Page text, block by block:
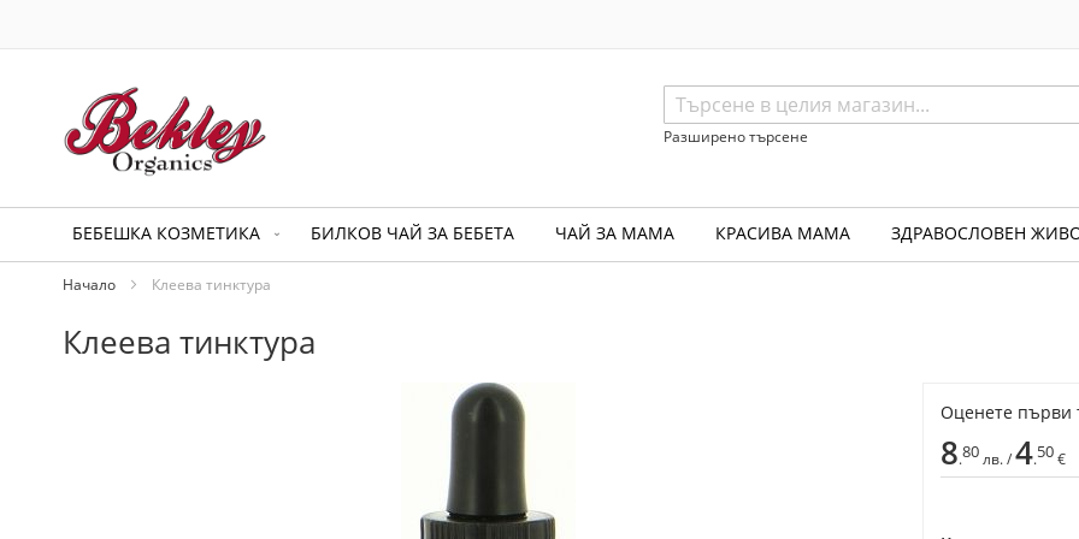
Search
Разширено търсене
БЕБЕШКА КОЗМЕТИКА БИЛКОВ ЧАЙ ЗА БЕБЕТА ЧАЙ ЗА МАМА КРАСИВА МАМА ЗДРАВОСЛОВЕН
Начало Клеева тинктура
Клеева тинктура
Оценете първи
8.80лв. /4.50€